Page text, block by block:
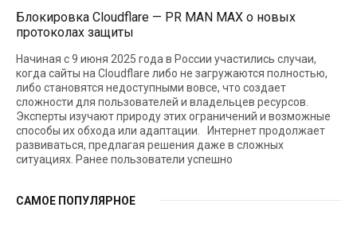
Блокировка Cloudflare — PR MAN MAX о новых
протоколах защиты
Начиная с 9 июня 2025 года в России участились случаи,
когда сайты на Cloudflare либо не загружаются полностью,
либо становятся недоступными вовсе, что создает
сложности для пользователей и владельцев ресурсов.
Эксперты изучают природу этих ограничений и возможные
способы их обхода или адаптации. Интернет продолжает
развиваться, предлагая решения даже в сложных
ситуациях. Ранее пользователи успешно
САМОЕ ПОПУЛЯРНОЕ